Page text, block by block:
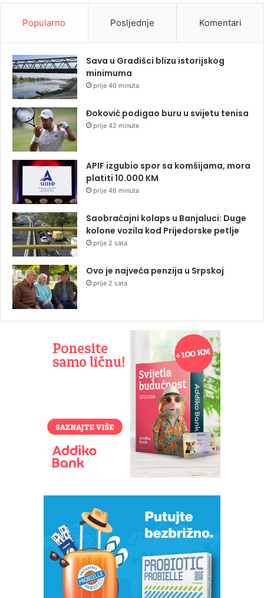
Popularno Posljednje Komentari
Sava u Gradišci blizu istorijskog
minimuma
prije 40 minuta
Đoković podigao buru u svijetu tenisa
prije 42 minute
APIF izgubio spor sa komšijama, mora
platiti 10.000 KM
prije 46 minuta
Saobraćajni kolaps u Banjaluci: Duge
kolone vozila kod Prijedorske petlje
prije 2 sata
Ovo je najveća penzija u Srpskoj
prije 2 sata